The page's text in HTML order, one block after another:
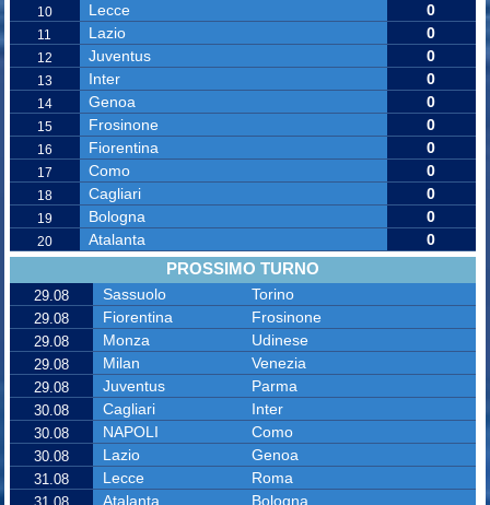
10 Lecce 0
11 Lazio 0
12 Juventus 0
13 Inter 0
14 Genoa 0
15 Frosinone 0
16 Fiorentina 0
17 Como 0
18 Cagliari 0
19 Bologna 0
20 Atalanta 0
PROSSIMO TURNO
29.08 Sassuolo Torino
29.08 Fiorentina Frosinone
29.08 Monza Udinese
29.08 Milan Venezia
29.08 Juventus Parma
30.08 Cagliari Inter
30.08 NAPOLI Como
30.08 Lazio Genoa
31.08 Lecce Roma
Atalanta Bologna